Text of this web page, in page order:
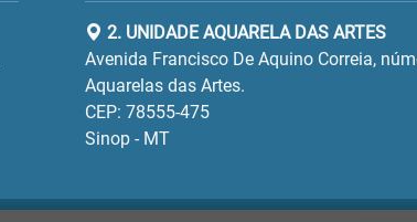
2. UNIDADE AQUARELA DAS ARTES
Avenida Francisco De Aquino Correia,
Aquarelas das Artes.
CEP: 78555-475
Sinop - MT